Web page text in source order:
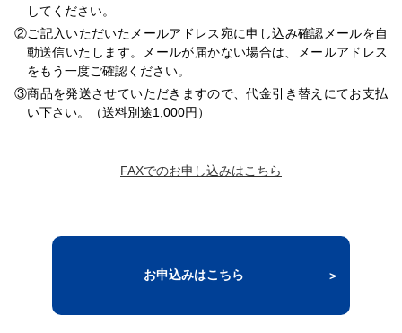
してください。
②ご記入いただいたメールアドレス宛に申し込み確認メールを自
動送信いたします。メールが届かない場合は、メールアドレス
をもう一度ご確認ください。
③商品を発送させていただきますので、代金引き替えにてお支払
い下さい。（送料別途1,000円）
FAXでのお申し込みはこちら
お申込みはこちら